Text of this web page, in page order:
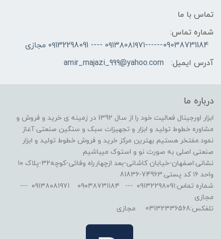
تماس با ما
شماره تماس:
09038731184------۰۹۱۳۸۰۸۱۹۷۱ ---- ۰۹132298091 مجازی
آدرس ایمیل:
amir_majazi_999@yahoo.com
درباره ما
ابزار اورجینال فعالیت خود را از سال 1392 در زمینه ی خرید و فروش و
مشاوره خطوط تولید و ابزار و تجهیزات سبک و سنگین صنعتی آغاز
نمود.مفتخر هستیم بهترین مرکز خرید و فروش خطوط تولید و ابزار
صنعتی اصلی به صورت نو و استوک میباشیم
نشانی:اصفهان-خیابان کاشانی-بعد ازچهارراه وفائی-کوچه۳۲-پلاک ۱۰
واحد ۱۶ کد پستی:74963-81836
شماره تماس:۰۹۱۳۲۲۹۸۰۹۱ --- ۰۹۰۳۸۷۳۱۱۸۴ ۰۹۱۳۸۰۸۱۹۷۱ ---
مجازی
تلفکس:03132336568 مجازی